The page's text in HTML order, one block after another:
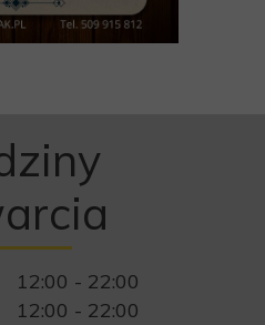
12:00 - 22:00
12:00 - 22:00